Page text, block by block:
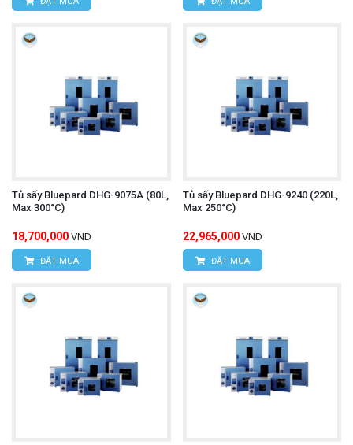
Tủ sấy Bluepard DHG-9075A (80L,
Max 300°C)
18,700,000 VND
ĐẶT MUA
Tủ sấy Bluepard DHG-9240 (220L,
Max 250°C)
22,965,000 VND
ĐẶT MUA